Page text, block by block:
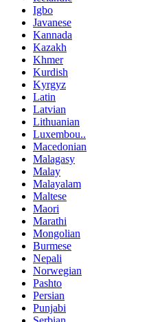
Igbo
Javanese
Kannada
Kazakh
Khmer
Kurdish
Kyrgyz
Latin
Latvian
Lithuanian
Luxembou..
Macedonian
Malagasy
Malay
Malayalam
Maltese
Maori
Marathi
Mongolian
Burmese
Nepali
Norwegian
Pashto
Persian
Punjabi